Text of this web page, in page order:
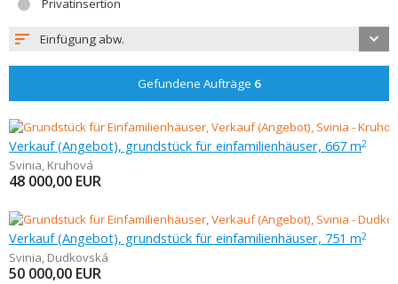
Privatinsertion
Einfügung abw.
Gefundene Aufträge 6
Verkauf (Angebot), grundstück für einfamilienhäuser, 667 m2
Svinia, Kruhová
48 000,00 EUR
Verkauf (Angebot), grundstück für einfamilienhäuser, 751 m2
Svinia, Dudkovská
50 000,00 EUR